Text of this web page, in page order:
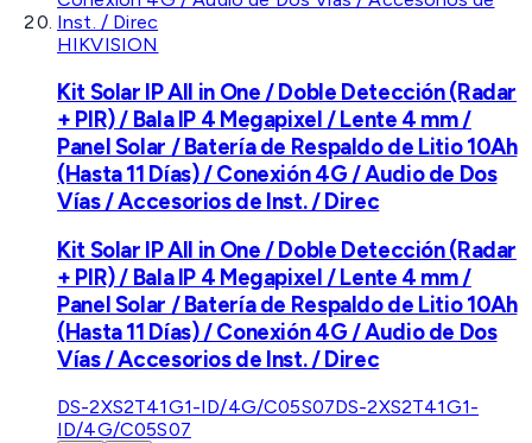
HIKVISION
Kit Solar IP All in One / Doble Detección (Radar
+ PIR) / Bala IP 4 Megapixel / Lente 4 mm /
Panel Solar / Batería de Respaldo de Litio 10Ah
(Hasta 11 Días) / Conexión 4G / Audio de Dos
Vías / Accesorios de Inst. / Direc
Kit Solar IP All in One / Doble Detección (Radar
+ PIR) / Bala IP 4 Megapixel / Lente 4 mm /
Panel Solar / Batería de Respaldo de Litio 10Ah
(Hasta 11 Días) / Conexión 4G / Audio de Dos
Vías / Accesorios de Inst. / Direc
DS-2XS2T41G1-ID/4G/C05S07DS-2XS2T41G1-
ID/4G/C05S07